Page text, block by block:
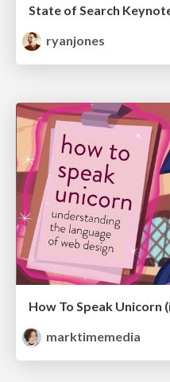
ryanjones
How To Speak Unicorn
marktimemedia